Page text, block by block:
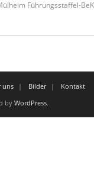
Führungsstaffel-
uns Bilder
Kontakt
byWordPress.